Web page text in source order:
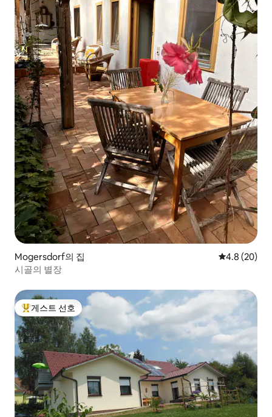
Mogersdorf의 집 평점 4.8점(5
4.8 (20)
시골의 별장
상위 게스트 선호
게스트 선호